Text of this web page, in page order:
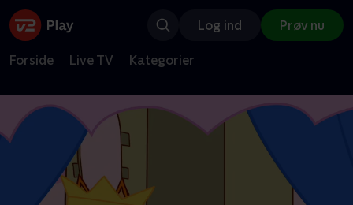
Log ind Prøv nu
Forside Live TV Kategorier